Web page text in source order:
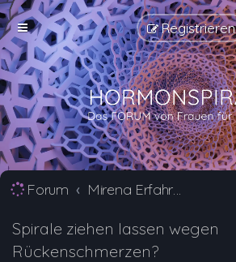
Registrieren
Forum Mirena Erfahrungsberichte und Nebenwirkungen
Spirale ziehen lassen wegen
Rückenschmerzen?